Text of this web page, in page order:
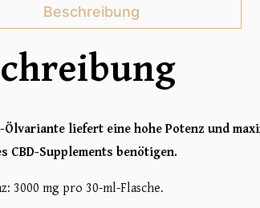
Beschreibung
Ölvariante liefert eine hohe Potenz und
CBD-Supplements benötigen.
3000 mg pro 30-ml-Flasche.